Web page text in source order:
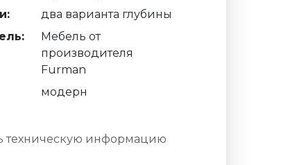
два варианта глубины
Мебель от
производителя
Furman
модерн
техническую информацию